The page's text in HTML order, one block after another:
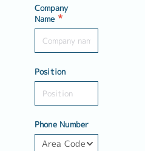
Company
Name *
Position
Phone Number
Area Code